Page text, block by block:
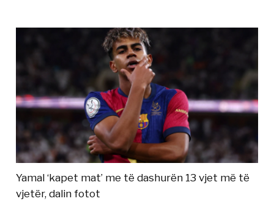
Yamal ‘kapet mat’ me të dashurën 13 vjet më të
vjetër, dalin fotot